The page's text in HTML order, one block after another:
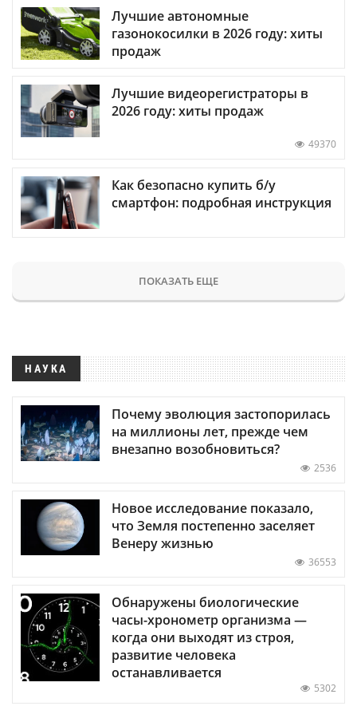
Лучшие автономные
газонокосилки в 2026 году: хиты
продаж
Лучшие видеорегистраторы в
2026 году: хиты продаж
49370
Как безопасно купить б/у
смартфон: подробная инструкция
ПОКАЗАТЬ ЕЩЕ
НАУКА
Почему эволюция застопорилась
на миллионы лет, прежде чем
внезапно возобновиться?
2536
Новое исследование показало,
что Земля постепенно заселяет
Венеру жизнью
36553
Обнаружены биологические
часы-хронометр организма —
когда они выходят из строя,
развитие человека
останавливается
5302